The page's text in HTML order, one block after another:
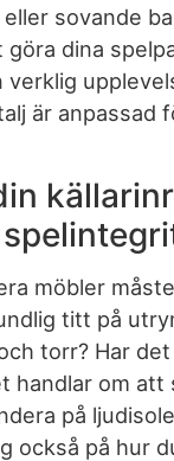
sovande
dina
verklig
är anpassad
möbler
titt på
torr? Har
handlar om att
på
också på hur